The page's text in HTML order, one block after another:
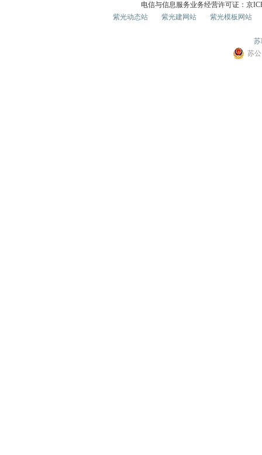
电信与信息服务业务经营许可证：京
紫光动态站
紫光建网站 紫光模板网站
苏
苏公